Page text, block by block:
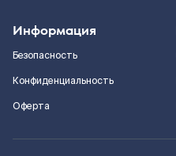
Информация
Безопасность
Конфиденциальность
Оферта